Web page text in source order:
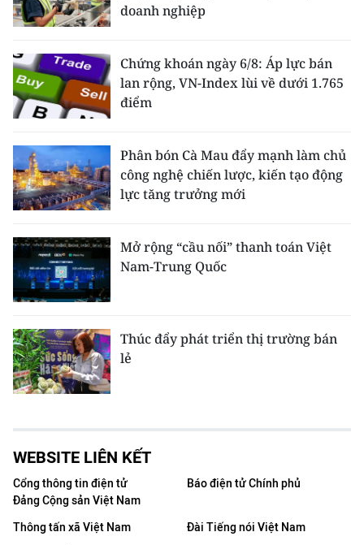
doanh nghiệp
Chứng khoán ngày 6/8: Áp lực bán
lan rộng, VN-Index lùi về dưới 1.765
điểm
Phân bón Cà Mau đẩy mạnh làm chủ
công nghệ chiến lược, kiến tạo động
lực tăng trưởng mới
Mở rộng “cầu nối” thanh toán Việt
Nam-Trung Quốc
Thúc đẩy phát triển thị trường bán
lẻ
WEBSITE LIÊN KẾT
Cổng thông tin điện tử
Đảng Cộng sản Việt Nam
Báo điện tử Chính phủ
Thông tấn xã Việt Nam
Đài Tiếng nói Việt Nam